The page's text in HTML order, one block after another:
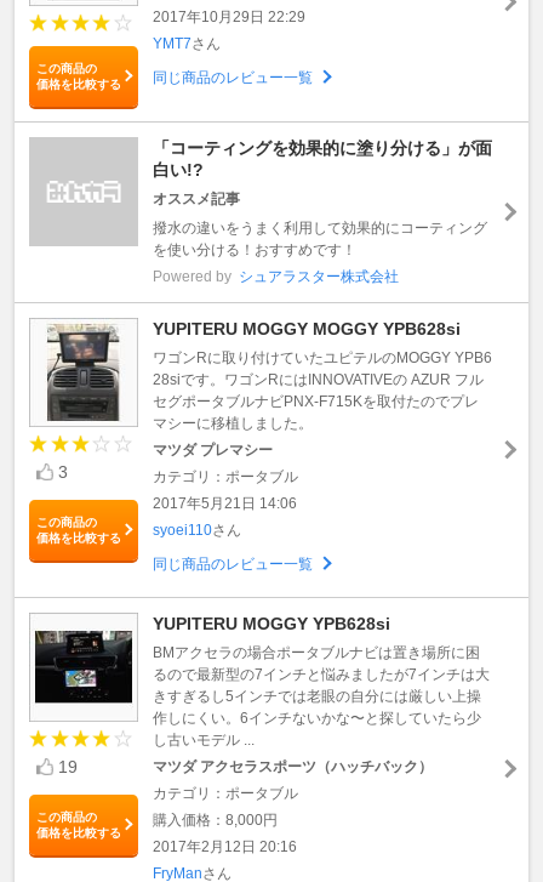
この商品の
価格を比較する
2017年10月29日 22:29
YMT7さん
同じ商品のレビュー一覧
「コーティングを効果的に塗り分ける」が面
白い!?
オススメ記事
撥水の違いをうまく利用して効果的にコーティング
を使い分ける！おすすめです！
Powered by シュアラスター株式会社
3
この商品の
価格を比較する
YUPITERU MOGGY MOGGY YPB628si
ワゴンRに取り付けていたユピテルのMOGGY YPB6
28siです。ワゴンRにはINNOVATIVEの AZUR フル
セグポータブルナビPNX-F715Kを取付たのでプレ
マシーに移植しました。
マツダ プレマシー
カテゴリ：ポータブル
2017年5月21日 14:06
syoei110さん
同じ商品のレビュー一覧
19
この商品の
価格を比較する
YUPITERU MOGGY YPB628si
BMアクセラの場合ポータブルナビは置き場所に困
るので最新型の7インチと悩みましたが7インチは大
きすぎるし5インチでは老眼の自分には厳しい上操
作しにくい。6インチないかな〜と探していたら少
し古いモデル ...
マツダ アクセラスポーツ（ハッチバック）
カテゴリ：ポータブル
購入価格：8,000円
2017年2月12日 20:16
FryManさん